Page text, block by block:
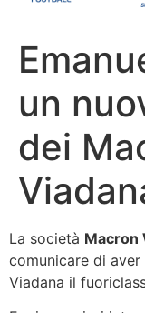
un
dei
La società Macron
comunicare di
Viadana il